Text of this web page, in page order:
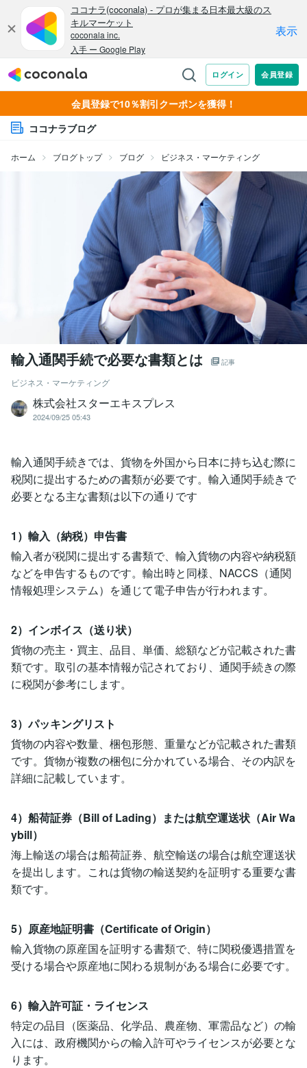
会員登録で10％割引クーポンを獲得！
ココナラブログ
ホーム ブログトップ ブログ ビジネス・マーケティング
輸入通関手続で必要な書類とは 記事
ビジネス・マーケティング
株式会社スターエキスプレス
2024/09/25 05:43
輸入通関手続きでは、貨物を外国から日本に持ち込む際に
税関に提出するための書類が必要です。輸入通関手続きで
必要となる主な書類は以下の通りです
1）輸入（納税）申告書
輸入者が税関に提出する書類で、輸入貨物の内容や納税額
などを申告するものです。輸出時と同様、NACCS（通関
情報処理システム）を通じて電子申告が行われます。
2）インボイス（送り状）
貨物の売主・買主、品目、単価、総額などが記載された書
類です。取引の基本情報が記されており、通関手続きの際
に税関が参考にします。
3）パッキングリスト
貨物の内容や数量、梱包形態、重量などが記載された書類
です。貨物が複数の梱包に分かれている場合、その内訳を
詳細に記載しています。
4）船荷証券（Bill of Lading）または航空運送状（Air Wa
ybill）
海上輸送の場合は船荷証券、航空輸送の場合は航空運送状
を提出します。これは貨物の輸送契約を証明する重要な書
類です。
5）原産地証明書（Certificate of Origin）
輸入貨物の原産国を証明する書類で、特に関税優遇措置を
受ける場合や原産地に関わる規制がある場合に必要です。
6）輸入許可証・ライセンス
特定の品目（医薬品、化学品、農産物、軍需品など）の輸
入には、政府機関からの輸入許可やライセンスが必要とな
ります。